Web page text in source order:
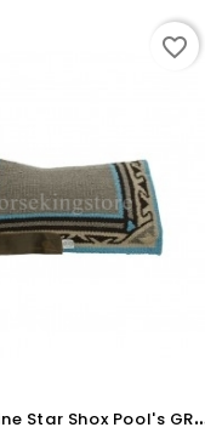
favorite_border
apis en laine Star